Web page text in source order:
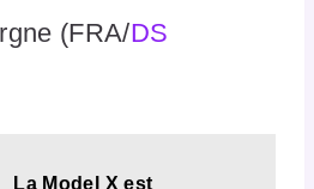
(FRA/DS
La Model X est